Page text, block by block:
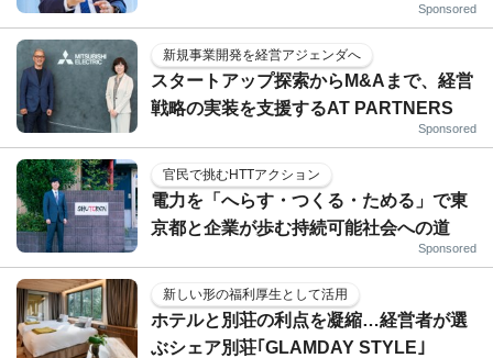
Sponsored
新規事業開発を経営アジェンダへ
スタートアップ探索からM&Aまで、経営
戦略の実装を支援するAT PARTNERS
Sponsored
官民で挑むHTTアクション
電力を「へらす・つくる・ためる」で東
京都と企業が歩む持続可能社会への道
Sponsored
新しい形の福利厚生として活用
ホテルと別荘の利点を凝縮…経営者が選
ぶシェア別荘｢GLAMDAY STYLE｣